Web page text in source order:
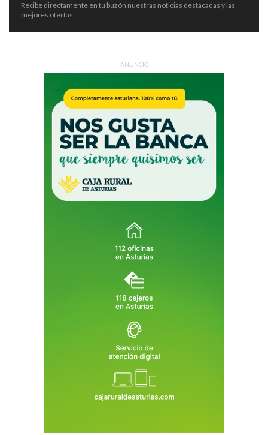
Recibe directamente en tu buzón nuestras noticias destacadas y las
mejores ofertas.
ANUNCIO